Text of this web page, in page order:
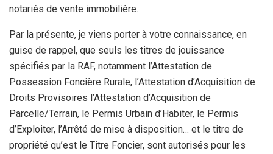
notariés de vente immobilière.
Par la présente, je viens porter à votre connaissance, en
guise de rappel, que seuls les titres de jouissance
spécifiés par la RAF, notamment l’Attestation de
Possession Foncière Rurale, l’Attestation d’Acquisition de
Droits Provisoires l’Attestation d’Acquisition de
Parcelle/Terrain, le Permis Urbain d’Habiter, le Permis
d’Exploiter, l’Arrêté de mise à disposition… et le titre de
propriété qu’est le Titre Foncier, sont autorisés pour les